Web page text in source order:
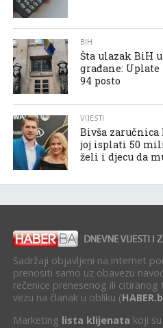
BIH
Šta ulazak BiH
građane:
94 posto
VIJESTI
Bivša zaručnica
joj isplati 50
želi i djecu da
Sadržaji objavljeni na internet
prenositi samo uz obavezu
rečenice prenesenog ili
vezu na članak u obliku (
Marketing lista klijenata koji